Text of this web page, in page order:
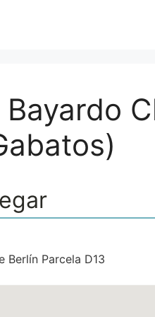
Bayardo
Berlín Parcela D13